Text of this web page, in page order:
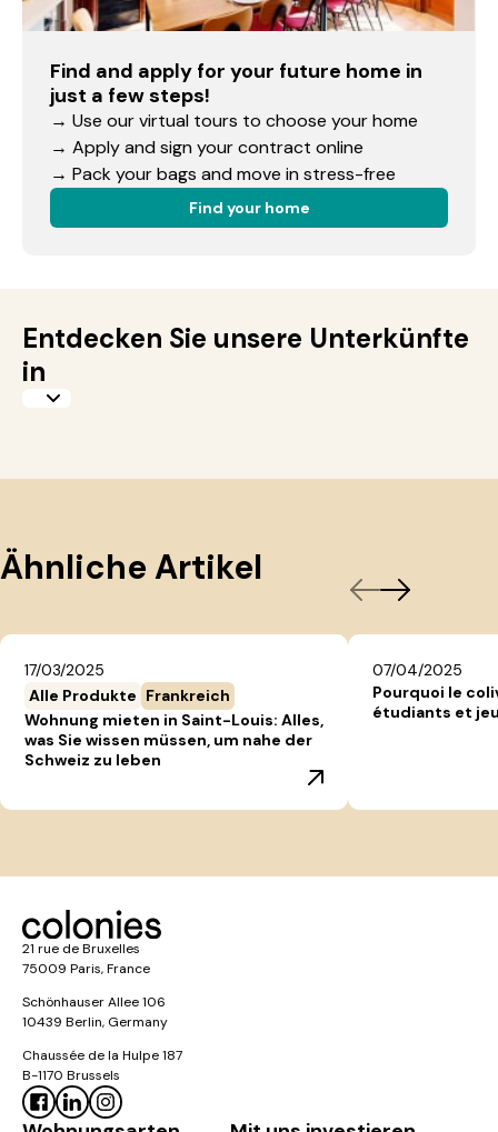
Find and apply for your future home in
just a few steps!
→ Use our virtual tours to choose your home
→ Apply and sign your contract online
→ Pack your bags and move in stress-free
Find your home
Entdecken Sie unsere Unterkünfte
in
Ähnliche Artikel
17/03/2025
Alle Produkte Frankreich
Wohnung mieten in Saint-Louis: Alles,
was Sie wissen müssen, um nahe der
Schweiz zu leben
07/04/2025
Pourquoi le
étudiants et
21 rue de Bruxelles
75009 Paris, France
Schönhauser Allee 106
10439 Berlin, Germany
Chaussée de la Hulpe 187
B-1170 Brussels